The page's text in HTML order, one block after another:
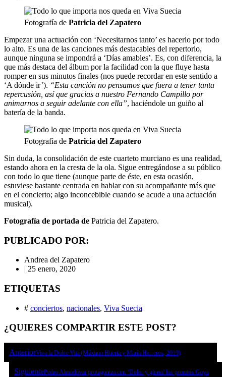
Fotografía de Patricia del Zapatero
Empezar una actuación con ‘Necesitarnos tanto’ es hacerlo por todo
lo alto. Es una de las canciones más destacables del repertorio,
aunque ninguna se impondrá a ‘Días amables’. Es, con diferencia, la
que más destaca del álbum por la facilidad con la que fluye hasta
romper en sus minutos finales (nos puede recordar en este sentido a
‘A dónde ir’). “Esta canción no pensamos que fuera a tener tanta
repercusión, así que gracias a nuestro Fernando Campillo por
animarnos a seguir adelante con ella”, haciéndole un guiño al
batería de la banda.
Fotografía de Patricia del Zapatero
Sin duda, la consolidación de este cuarteto murciano es una realidad,
estando ahora en la cresta de la ola. Sigue entregándose a su público
con todo lo que tiene (aunque parte de éste, en esta ocasión,
estuviese bastante centrada en hablar con su acompañante más que
en el concierto; algo inconcebible cuando se acude a una actuación
musical).
Fotografía de portada de Patricia del Zapatero.
PUBLICADO POR:
Andrea del Zapatero
| 25 enero, 2020
ETIQUETAS
# conciertos, nacionales, Viva Suecia
¿QUIERES COMPARTIR ESTE POST?
AnteriorViva la Dolce Vita (Máximo Huerta y María Herreros, 2019)
SiguientePedro Almodóvar protagoniza con ‘Dolor y gloria’ los premios Goya